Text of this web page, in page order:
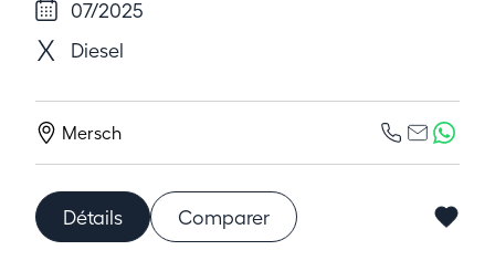
07/2025
Diesel
Mersch
Détails Comparer